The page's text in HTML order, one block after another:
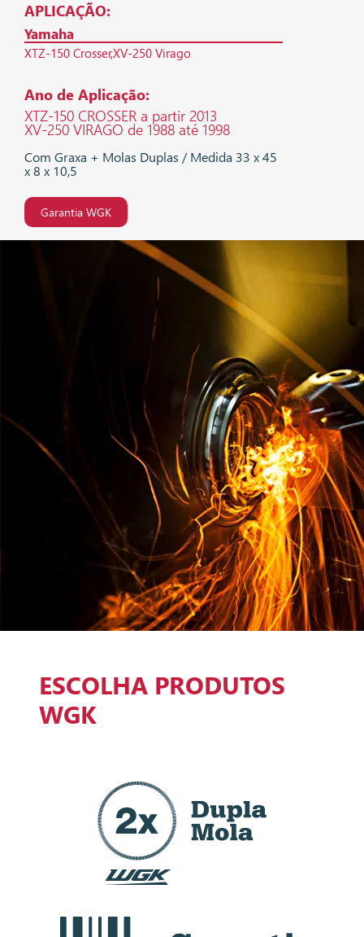
APLICAÇÃO:
Yamaha
XTZ-150 CrosserXV-250 Virago
Ano de Aplicação:
XTZ-150 CROSSER a partir 2013
XV-250 VIRAGO de 1988 até 1998
Com Graxa + Molas Duplas / Medida 33 x 45
x 8 x 10,5
Garantia WGK
ESCOLHA PRODUTOS
WGK